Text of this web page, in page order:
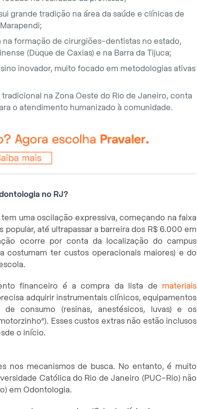
grande tradição na área da saúde e clínicas de
na formação de cirurgiões-dentistas no estado,
(Duque de Caxias) e na Barra da Tijuca;
inovador, muito focado em metodologias ativas
tradicional na Zona Oeste do Rio de Janeiro, conta
o atendimento humanizado à comunidade.
no RJ?
uma oscilação expressiva, começando na faixa
até ultrapassar a barreira dos R$ 6.000 em
ocorre por conta da localização do campus
costumam ter custos operacionais maiores) e do
financeiro é a compra da lista de materiais
adquirir instrumentais clínicos, equipamentos
consumo (resinas, anestésicos, luvas) e os
Esses custos extras não estão inclusos
o início.
nos mecanismos de busca. No entanto, é muito
Católica do Rio de Janeiro (PUC-Rio) não
em Odontologia.